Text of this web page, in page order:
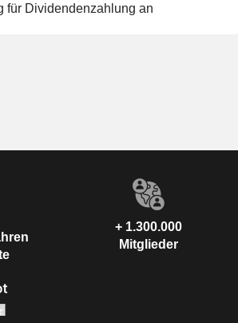
für Dividendenzahlung an
+ 1.300.000
Mitglieder